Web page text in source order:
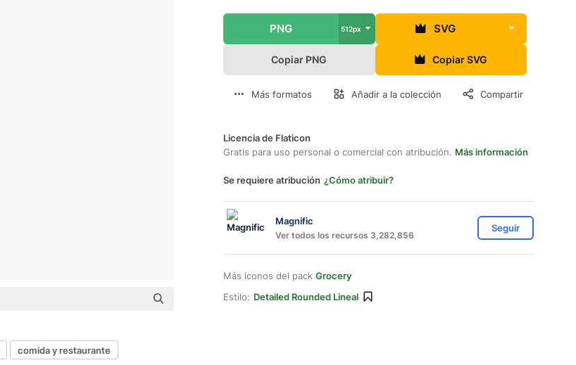
PNG 512px SVG
Copiar PNG Copiar SVG
Más formatos Añadir a la colección Compartir
Licencia de Flaticon
Gratis para uso personal o comercial con atribución. Más información
Se requiere atribución ¿Cómo atribuir?
Magnific
Ver todos los recursos 3,282,856
Seguir
Más iconos del pack Grocery
Estilo: Detailed Rounded Lineal
comida y restaurante